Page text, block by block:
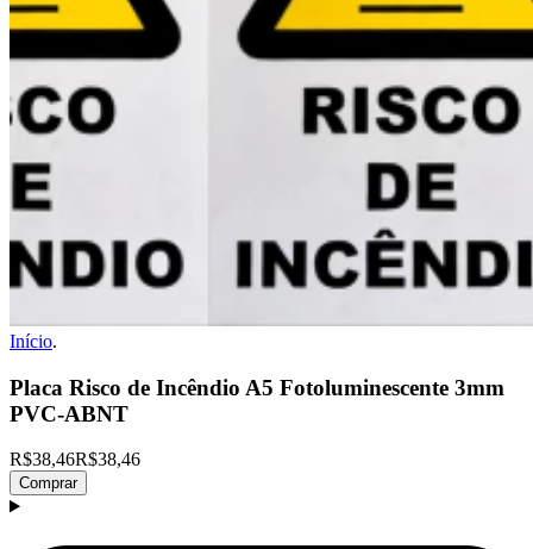
Início.
Placa Risco de Incêndio A5 Fotoluminescente 3mm
PVC-ABNT
R$38,46R$38,46
Comprar